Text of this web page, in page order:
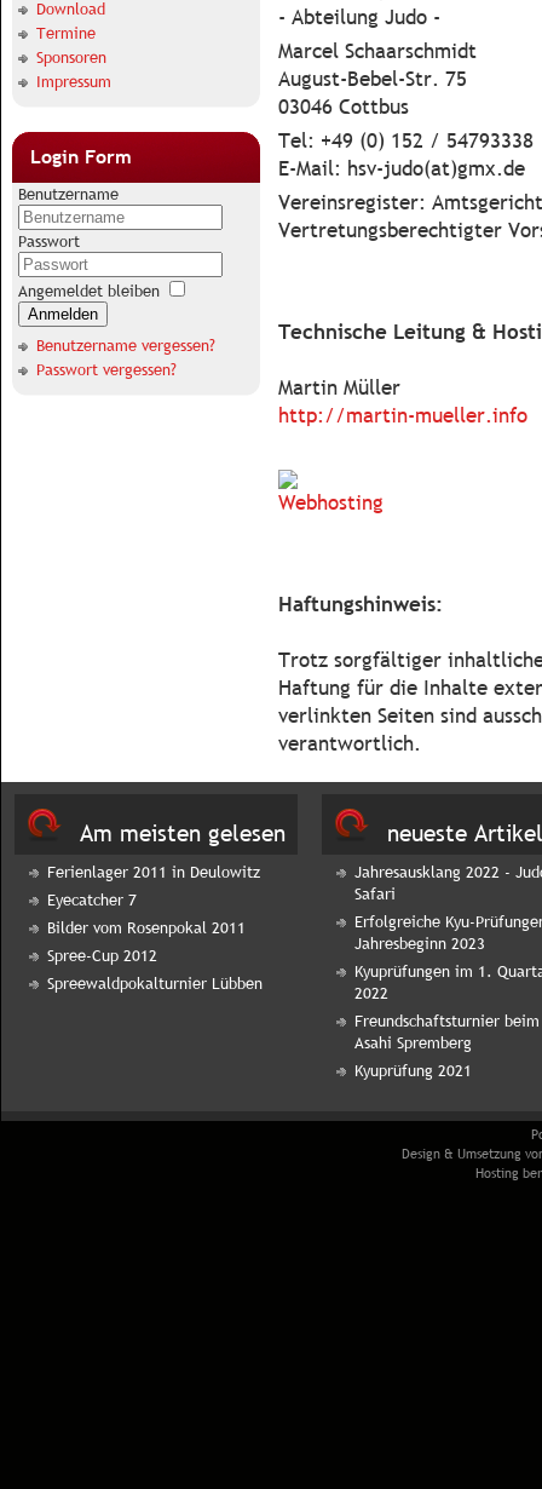
Download
Termine
Sponsoren
Impressum
Login Form
Benutzername
Passwort
Angemeldet bleiben
Anmelden
Benutzername vergessen?
Passwort vergessen?
- Abteilung Judo -
Marcel Schaarschmidt
August-Bebel-Str. 75
03046 Cottbus
Tel: +49 (0) 152 / 54793338
E-Mail: hsv-judo(at)gmx.de
Vereinsregister:
Vertretungsberechtigter
Technische Leitung &
Martin Müller
http://martin-mueller.info
Haftungshinweis:
Trotz sorgfältiger
Haftung für die Inhalte
verlinkten Seiten sind
verantwortlich.
Am meisten gelesen
Ferienlager 2011 in Deulowitz
Eyecatcher 7
Bilder vom Rosenpokal 2011
Spree-Cup 2012
Spreewaldpokalturnier Lübben
neueste Artikel
Jahresausklang 2022 -
Safari
Erfolgreiche Kyu-
Jahresbeginn 2023
Kyuprüfungen im 1.
2022
Freundschaftsturnier beim
Asahi Spremberg
Kyuprüfung 2021
Design & Umsetzung
Hosting